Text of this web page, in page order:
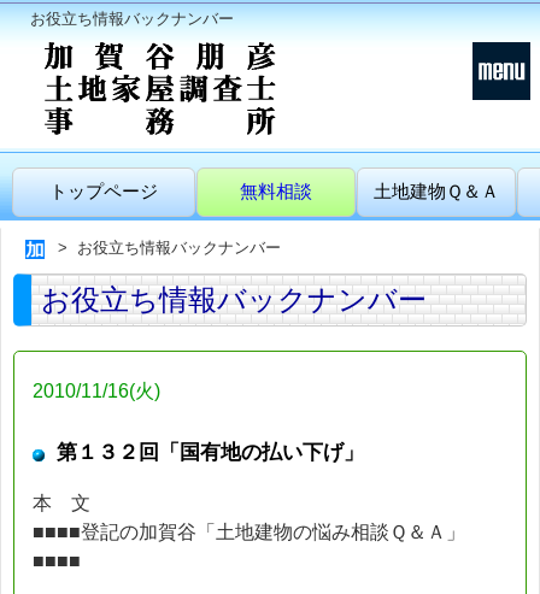
お役立ち情報バックナンバー
トップページ 無料相談 土地建物Ｑ＆Ａ
お役立ち情報バックナンバー
お役立ち情報バックナンバー
2010/11/16(火)
第１３２回「国有地の払い下げ」
本 文
■■■■登記の加賀谷「土地建物の悩み相談Ｑ＆Ａ」
■■■■